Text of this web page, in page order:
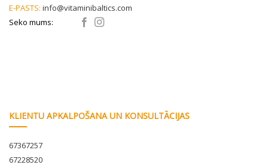
E-PASTS: info@vitaminibaltics.com
Seko mums:
KLIENTU APKALPOŠANA UN KONSULTĀCIJAS
67367257
67228520